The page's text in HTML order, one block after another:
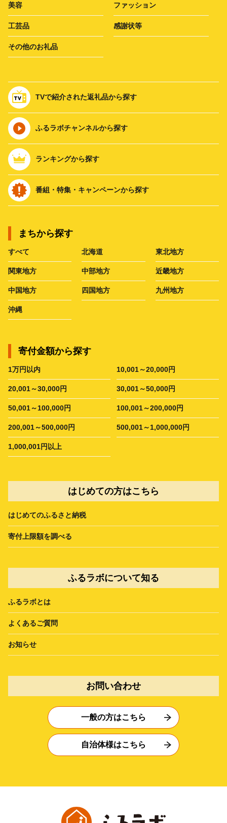
美容 ファッション
工芸品 感謝状等
その他のお礼品
TVで紹介された返礼品から探す
ふるラボチャンネルから探す
ランキングから探す
番組・特集・キャンペーンから探す
まちから探す
すべて 北海道 東北地方
関東地方 中部地方 近畿地方
中国地方 四国地方 九州地方
沖縄
寄付金額から探す
1万円以内 10,001～20,000円
20,001～30,000円 30,001～50,000円
50,001～100,000円 100,001～200,000円
200,001～500,000円 500,001～1,000,000円
1,000,001円以上
はじめての方はこちら
はじめてのふるさと納税
寄付上限額を調べる
ふるラボについて知る
ふるラボとは
よくあるご質問
お知らせ
お問い合わせ
一般の方はこちら
自治体様はこちら